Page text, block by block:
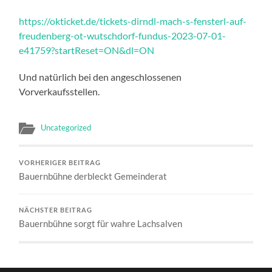
https://okticket.de/tickets-dirndl-mach-s-fensterl-auf-
freudenberg-ot-wutschdorf-fundus-2023-07-01-
e41759?startReset=ON&dl=ON
Und natürlich bei den angeschlossenen
Vorverkaufsstellen.
Uncategorized
VORHERIGER BEITRAG
Bauernbühne derbleckt Gemeinderat
NÄCHSTER BEITRAG
Bauernbühne sorgt für wahre Lachsalven